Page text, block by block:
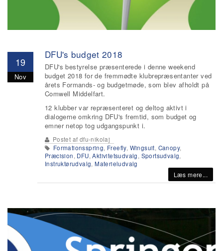
19
Nov
DFU's budget 2018
DFU's bestyrelse præsenterede i denne weekend
budget 2018 for de fremmødte klubrepræsentanter ved
årets Formands- og budgetmøde, som blev afholdt på
Comwell Middelfart.
12 klubber var repræsenteret og deltog aktivt i
dialogerne omkring DFU's fremtid, som budget og
emner netop tog udgangspunkt i.
Postet af dfu-nikolaj
Formationsspring, Freefly, Wingsuit, Canopy,
Præcision, DFU,Aktivitetsudvalg, Sportsudvalg,
Instruktørudvalg,Materieludvalg
Læs mere...